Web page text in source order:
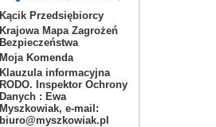
Kącik Przedsiębiorcy
Krajowa Mapa Zagrożeń
Bezpieczeństwa
Moja Komenda
Klauzula informacyjna
RODO. Inspektor Ochrony
Danych : Ewa
Myszkowiak, e-mail:
biuro@myszkowiak.pl